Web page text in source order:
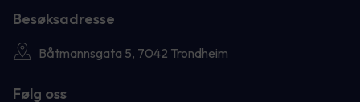
Besøksadresse
Båtmannsgata 5, 7042 Trondheim
Følg oss